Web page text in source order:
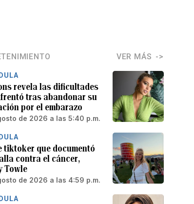
VER MÁS
revela las dificultades
tras abandonar su
por el embarazo
de 2026 a las 5:40 p.m.
tiktoker que documentó
contra el cáncer,
Towle
de 2026 a las 4:59 p.m.